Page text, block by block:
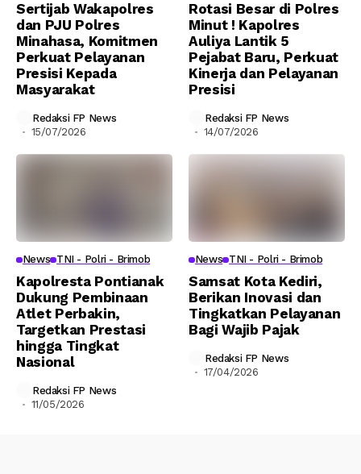
Sertijab Wakapolres
dan PJU Polres
Minahasa, Komitmen
Perkuat Pelayanan
Presisi Kepada
Masyarakat
Redaksi FP News
15/07/2026
Rotasi Besar di Polres
Minut ! Kapolres
Auliya Lantik 5
Pejabat Baru, Perkuat
Kinerja dan Pelayanan
Presisi
Redaksi FP News
14/07/2026
News TNI - Polri - Brimob
Kapolresta Pontianak
Dukung Pembinaan
Atlet Perbakin,
Targetkan Prestasi
hingga Tingkat
Nasional
Redaksi FP News
11/05/2026
News TNI - Polri - Brimob
Samsat Kota Kediri,
Berikan Inovasi dan
Tingkatkan Pelayanan
Bagi Wajib Pajak
Redaksi FP News
17/04/2026